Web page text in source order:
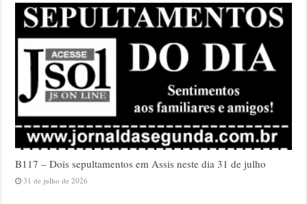
B117 – Dois sepultamentos em Assis neste dia 31 de julho
31 de julho de 2026